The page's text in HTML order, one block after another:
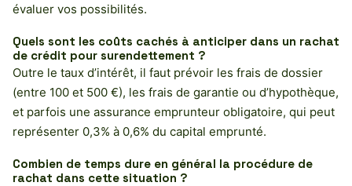
évaluer vos possibilités.
Quels sont les coûts cachés à anticiper dans un rachat
de crédit pour surendettement ?
Outre le taux d’intérêt, il faut prévoir les frais de dossier
(entre 100 et 500 €), les frais de garantie ou d’hypothèque,
et parfois une assurance emprunteur obligatoire, qui peut
représenter 0,3% à 0,6% du capital emprunté.
Combien de temps dure en général la procédure de
rachat dans cette situation ?